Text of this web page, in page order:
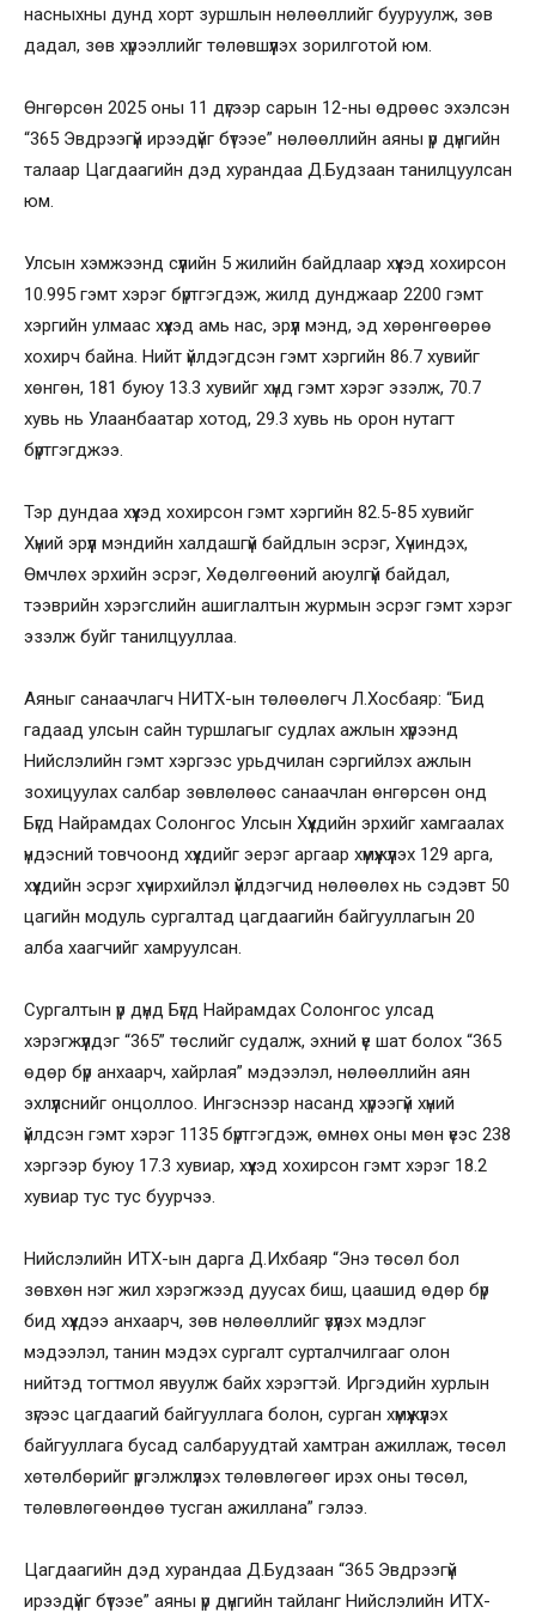
насныхны дунд хорт зуршлын нөлөөллийг бууруулж, зөв
дадал, зөв хүрээллийг төлөвшүүлэх зорилготой юм.
Өнгөрсөн 2025 оны 11 дүгээр сарын 12-ны өдрөөс эхэлсэн
“365 Эвдрээгүй ирээдүйг бүтээе” нөлөөллийн аяны үр дүнгийн
талаар Цагдаагийн дэд хурандаа Д.Будзаан танилцуулсан
юм.
Улсын хэмжээнд сүүлийн 5 жилийн байдлаар хүүхэд хохирсон
10.995 гэмт хэрэг бүртгэгдэж, жилд дунджаар 2200 гэмт
хэргийн улмаас хүүхэд амь нас, эрүүл мэнд, эд хөрөнгөөрөө
хохирч байна. Нийт үйлдэгдсэн гэмт хэргийн 86.7 хувийг
хөнгөн, 181 буюу 13.3 хувийг хүнд гэмт хэрэг эзэлж, 70.7
хувь нь Улаанбаатар хотод, 29.3 хувь нь орон нутагт
бүртгэгджээ.
Тэр дундаа хүүхэд хохирсон гэмт хэргийн 82.5-85 хувийг
Хүний эрүүл мэндийн халдашгүй байдлын эсрэг, Хүчиндэх,
Өмчлөх эрхийн эсрэг, Хөдөлгөөний аюулгүй байдал,
тээврийн хэрэгслийн ашиглалтын журмын эсрэг гэмт хэрэг
эзэлж буйг танилцууллаа.
Аяныг санаачлагч НИТХ-ын төлөөлөгч Л.Хосбаяр: “Бид
гадаад улсын сайн туршлагыг судлах ажлын хүрээнд
Нийслэлийн гэмт хэргээс урьдчилан сэргийлэх ажлын
зохицуулах салбар зөвлөлөөс санаачлан өнгөрсөн онд
Бүгд Найрамдах Солонгос Улсын Хүүхдийн эрхийг хамгаалах
үндэсний товчоонд хүүхдийг эерэг аргаар хүмүүжүүлэх 129 арга,
хүүхдийн эсрэг хүчирхийлэл үйлдэгчид нөлөөлөх нь сэдэвт 50
цагийн модуль сургалтад цагдаагийн байгууллагын 20
алба хаагчийг хамруулсан.
Сургалтын үр дүнд Бүгд Найрамдах Солонгос улсад
хэрэгжүүлдэг “365” төслийг судалж, эхний үе шат болох “365
өдөр бүр анхаарч, хайрлая” мэдээлэл, нөлөөллийн аян
эхлүүлснийг онцоллоо. Ингэснээр насанд хүрээгүй хүний
үйлдсэн гэмт хэрэг 1135 бүртгэгдэж, өмнөх оны мөн үеэс 238
хэргээр буюу 17.3 хувиар, хүүхэд хохирсон гэмт хэрэг 18.2
хувиар тус тус буурчээ.
Нийслэлийн ИТХ-ын дарга Д.Ихбаяр “Энэ төсөл бол
зөвхөн нэг жил хэрэгжээд дуусах биш, цаашид өдөр бүр
бид хүүхдээ анхаарч, зөв нөлөөллийг үзүүлэх мэдлэг
мэдээлэл, танин мэдэх сургалт сурталчилгааг олон
нийтэд тогтмол явуулж байх хэрэгтэй. Иргэдийн хурлын
зүгээс цагдаагий байгууллага болон, сурган хүмүүжүүлэх
байгууллага бусад салбаруудтай хамтран ажиллаж, төсөл
хөтөлбөрийг үргэлжлүүлэх төлөвлөгөөг ирэх оны төсөл,
төлөвлөгөөндөө тусган ажиллана” гэлээ.
Цагдаагийн дэд хурандаа Д.Будзаан “365 Эвдрээгүй
ирээдүйг бүтээе” аяны үр дүнгийн тайланг Нийслэлийн ИТХ-